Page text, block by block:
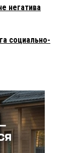
негатива
социально-